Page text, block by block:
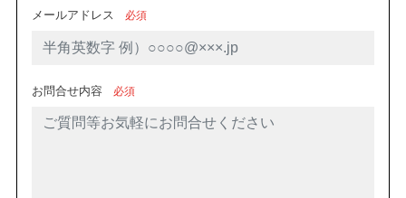
メールアドレス 必須
お問合せ内容 必須